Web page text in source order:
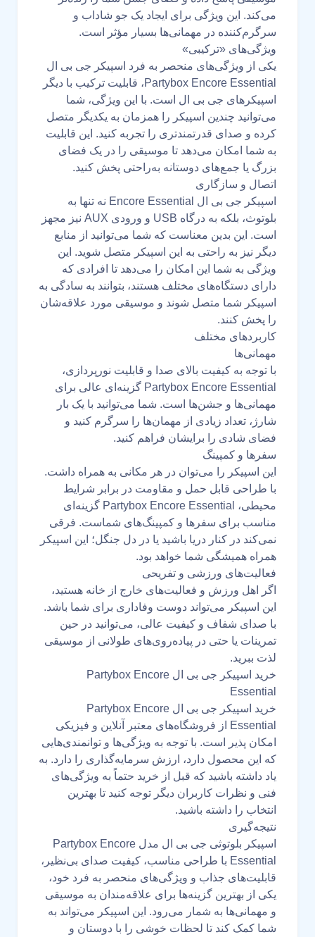
می‌کند. این ویژگی برای ایجاد یک جو شاداب و
سرگرم‌کننده در مهمانی‌ها بسیار مؤثر است.
ویژگی‌های «ترکیبی»
یکی از ویژگی‌های منحصر به فرد اسپیکر جی بی ال
Partybox Encore Essential، قابلیت ترکیب با دیگر
اسپیکرهای جی بی ال است. با این ویژگی، شما
می‌توانید چندین اسپیکر را همزمان به یکدیگر متصل
کرده و صدای قدرتمندتری را تجربه کنید. این قابلیت
به شما امکان می‌دهد تا موسیقی را در یک فضای
بزرگ یا جمع‌های دوستانه به‌راحتی پخش کنید.
اتصال و سازگاری
اسپیکر جی بی ال Encore Essential نه تنها به
بلوتوث، بلکه به درگاه USB و ورودی AUX نیز مجهز
است. این بدین معناست که شما می‌توانید از منابع
دیگر نیز به راحتی به این اسپیکر متصل شوید. این
ویژگی به شما این امکان را می‌دهد تا افرادی که
دارای دستگاه‌های مختلف هستند، بتوانند به سادگی به
اسپیکر شما متصل شوند و موسیقی مورد علاقه‌شان
را پخش کنند.
کاربردهای مختلف
مهمانی‌ها
با توجه به کیفیت بالای صدا و قابلیت نورپردازی،
Partybox Encore Essential گزینه‌ای عالی برای
مهمانی‌ها و جشن‌ها است. شما می‌توانید با یک بار
شارژ، تعداد زیادی از مهمان‌ها را سرگرم کنید و
فضای شادی را برایشان فراهم کنید.
سفرها و کمپینگ
این اسپیکر را می‌توان در هر مکانی به همراه داشت.
با طراحی قابل حمل و مقاومت در برابر شرایط
محیطی، Partybox Encore Essential گزینه‌ای
مناسب برای سفرها و کمپینگ‌های شماست. فرقی
نمی‌کند در کنار دریا باشید یا در دل جنگل؛ این اسپیکر
همراه همیشگی شما خواهد بود.
فعالیت‌های ورزشی و تفریحی
اگر اهل ورزش و فعالیت‌های خارج از خانه هستید،
این اسپیکر می‌تواند دوست وفاداری برای شما باشد.
با صدای شفاف و کیفیت عالی، می‌توانید در حین
تمرینات یا حتی در پیاده‌روی‌های طولانی از موسیقی
لذت ببرید.
خرید اسپیکر جی بی ال Partybox Encore
Essential
خرید اسپیکر جی بی ال Partybox Encore
Essential از فروشگاه‌های معتبر آنلاین و فیزیکی
امکان پذیر است. با توجه به ویژگی‌ها و توانمندی‌هایی
که این محصول دارد، ارزش سرمایه‌گذاری را دارد. به
یاد داشته باشید که قبل از خرید حتماً به ویژگی‌های
فنی و نظرات کاربران دیگر توجه کنید تا بهترین
انتخاب را داشته باشید.
نتیجه‌گیری
اسپیکر بلوتوثی جی بی ال مدل Partybox Encore
Essential با طراحی مناسب، کیفیت صدای بی‌نظیر،
قابلیت‌های جذاب و ویژگی‌های منحصر به فرد خود،
یکی از بهترین گزینه‌ها برای علاقه‌مندان به موسیقی
و مهمانی‌ها به شمار می‌رود. این اسپیکر می‌تواند به
شما کمک کند تا لحظات خوشی را با دوستان و